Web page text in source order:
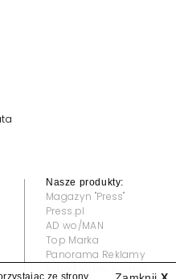
Nasze produkty:
Magazyn "Press"
Press.pl
AD wo/MAN
Top Marka
Panorama Reklamy
ze strony